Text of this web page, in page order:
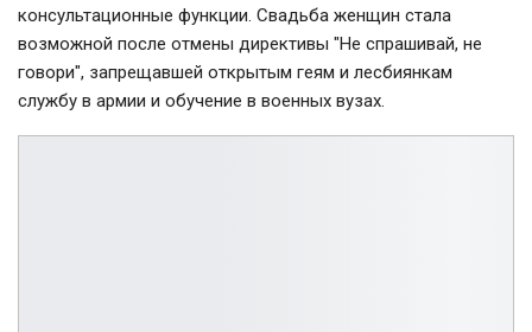
консультационные функции. Свадьба женщин стала
возможной после отмены директивы "Не спрашивай, не
говори", запрещавшей открытым геям и лесбиянкам
службу в армии и обучение в военных вузах.